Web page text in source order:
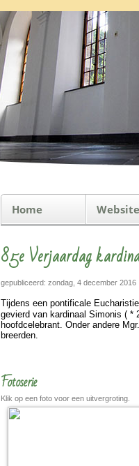
Home
85e Verjaardag
gepubliceerd: zondag, 4 december 2016
Tijdens een pontificale
gevierd van kar­di­naal Simonis ( *
hoofd­cele­brant. Onder andere
breer­den.
Fotoserie
Klik op een foto voor een uitvergroting.